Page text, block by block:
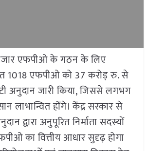
हजार एफपीओ के गठन के लिए
1018 एफपीओ को 37 करोड़ रु. से
अनुदान जारी किया, जिससे लगभग
लाभान्वित होंगे। केंद्र सरकार से
द्वारा अनुपूरित निर्माता सदस्यों
का वित्तीय आधार सुदृढ़ होगा